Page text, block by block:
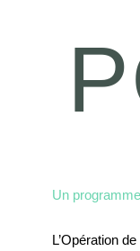
Un
L’Opération